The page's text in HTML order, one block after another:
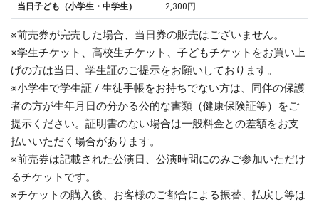
当日子ども（小学生・中学生） 2,300円
※前売券が完売した場合、当日券の販売はございません。
※学生チケット、高校生チケット、子どもチケットをお買い上
げの方は当日、学生証のご提示をお願いしております。
※小学生で学生証 / 生徒手帳をお持ちでない方は、同伴の保護
者の方が生年月日の分かる公的な書類（健康保険証等）をご
提示ください。証明書のない場合は一般料金との差額をお支
払いいただく場合があります。
※前売券は記載された公演日、公演時間にのみご参加いただけ
るチケットです。
※チケットの購入後、お客様のご都合による振替、払戻し等は